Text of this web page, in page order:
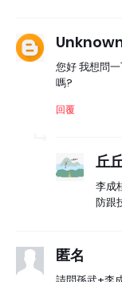
您好 我想問
嗎?
回覆
丘
李成
防跟
匿名